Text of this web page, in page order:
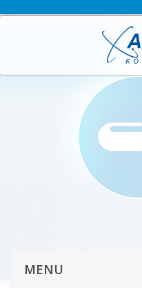
PAR MUMS
PRIVĀTUMA
MENU